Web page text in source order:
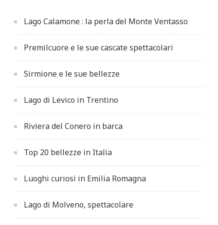
Lago Calamone : la perla del Monte Ventasso
Premilcuore e le sue cascate spettacolari
Sirmione e le sue bellezze
Lago di Levico in Trentino
Riviera del Conero in barca
Top 20 bellezze in Italia
Luoghi curiosi in Emilia Romagna
Lago di Molveno, spettacolare